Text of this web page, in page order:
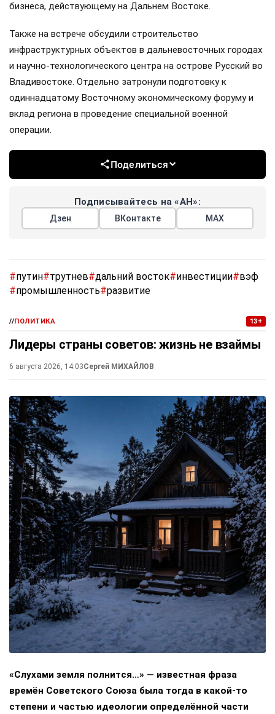
бизнеса, действующему на Дальнем Востоке.
Также на встрече обсудили строительство
инфраструктурных объектов в дальневосточных городах
и научно-технологического центра на острове Русский во
Владивостоке. Отдельно затронули подготовку к
одиннадцатому Восточному экономическому форуму и
вклад региона в проведение специальной военной
операции.
Поделиться
Подписывайтесь на «АН»:
Дзен ВКонтакте МАХ
#путин#трутнев#дальний восток#инвестиции#вэф
#промышленность#развитие
//ПОЛИТИКА 13+
Лидеры страны советов: жизнь не взаймы
6 августа 2026, 14:03Сергей МИХАЙЛОВ
«Слухами земля полнится…» — известная фраза
времён Советского Союза была тогда в какой-то
степени и частью идеологии определённой части